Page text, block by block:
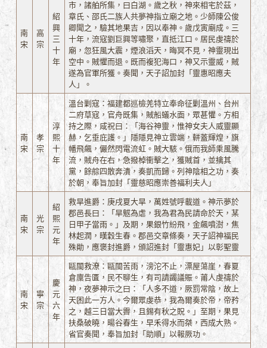
南
宋
高
宗
紹
興
三
十
年
市，諸舶所集，曰白湖。歲之秋，神來相宅於茲，
章氏、邵氏二族人共夢神指立廟之地。少師陳公俊
卿聞之，驗其地果吉，因以奉神。歲戊寅廟成。三
十年，流寇劉巨興等嘯聚，直抵江口。居民虔禱於
廟，忽狂風大震，煙浪滔天，晦冥不見，神靈現出
空中。賊懼而退。既而複犯海口，神又示靈威，賊
遂為官軍所獲。奏聞，天子詔加封「靈惠昭應夫
人」。
南
宋
孝
宗
淳
熙
十
年
溫台剿寇：福建都巡檢羌特立奉命征剿溫州、台州
二府草寇，官舟既集，賊船蟻水面，眾甚懼。方相
持之際，咸祝曰：「海谷神靈，惟神女夫人威靈顯
赫，乞垂庇護。」隱隱見神立雲端，軿蓋輝煌，旗
幡飛飆，儼然閃電流虹。賊大駭。俄而我師乘風騰
流，賊舟在右，急撥棹衝擊之，獲賊首，並擒其
黨，餘䑸四散奔潰，奏凱而歸。列神陰相之功，奏
於朝，奉旨加封「靈慈昭應崇善福利夫人」
南
宋
光
宗
紹
熙
元
年
救旱進爵：庚戌夏大旱，萬姓號呼載道。神示夢於
郡邑長曰：「旱魃為虐，我為君為民請命於天，某
日甲子當雨。」及期，果銀竹紛飛，金飆噴澍，焦
林起潤，暵穀生春。郡邑交章條奏，天子詔神福民
殊勛，應褒封進爵，頒詔進封「靈惠妃」以彰聖靈
南
宋
寧
宗
慶
元
六
年
甌閩救潦：甌閩苦雨，滂沱不止，漂屋蕩崖，春夏
倉廩告匱，民不聊生，有司請蠲議賑。莆人虔禱於
神，夜夢神示之曰：「人多不道，厥罰常陰，故上
天困此一方人。今爾眾虔恭，我為爾奏於帝，帝矜
之，越三日當大霽，且錫有秋之貺。」至期，果見
扶桑破曉，暘谷春生，早禾得水而桀，西成大熟。
省官奏聞，奉旨加封「助順」以報厥功。